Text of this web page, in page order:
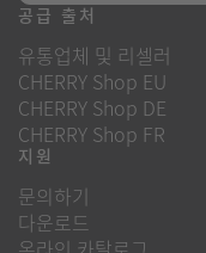
공급 출처
유통업체 및 리셀러
CHERRY Shop EU
CHERRY Shop DE
CHERRY Shop FR
지원
문의하기
다운로드